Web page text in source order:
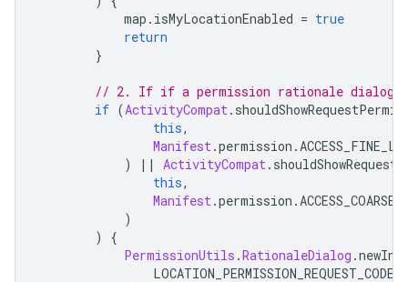
map . isMyLocationEnabled = true
return
}
// 2. If if a permission rationale dialog
if (ActivityCompat .
this,
Manifest .permission .
)
|| ActivityCompat .
this,
Manifest .permission .
)
)
{
PermissionUtils .RationaleDialog .
LOCATION_PERMISSION_REQUEST_CODE